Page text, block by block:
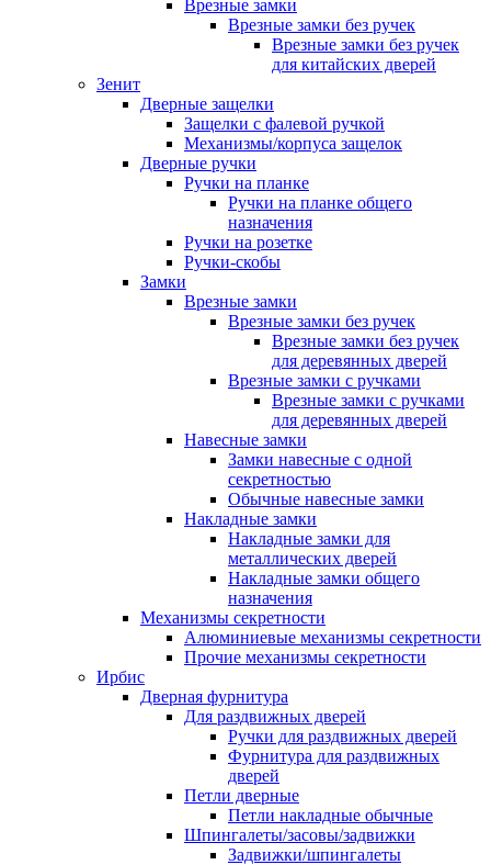
Врезные замки
Врезные замки без ручек
Врезные замки без ручек
для китайских дверей
Зенит
Дверные защелки
Защелки с фалевой ручкой
Механизмы/корпуса защелок
Дверные ручки
Ручки на планке
Ручки на планке общего
назначения
Ручки на розетке
Ручки-скобы
Замки
Врезные замки
Врезные замки без ручек
Врезные замки без ручек
для деревянных дверей
Врезные замки с ручками
Врезные замки с ручками
для деревянных дверей
Навесные замки
Замки навесные с одной
секретностью
Обычные навесные замки
Накладные замки
Накладные замки для
металлических дверей
Накладные замки общего
назначения
Механизмы секретности
Алюминиевые механизмы секретности
Прочие механизмы секретности
Ирбис
Дверная фурнитура
Для раздвижных дверей
Ручки для раздвижных дверей
Фурнитура для раздвижных
дверей
Петли дверные
Петли накладные обычные
Шпингалеты/засовы/задвижки
Задвижки/шпингалеты